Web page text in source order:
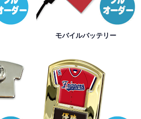
モバイルバッテリー